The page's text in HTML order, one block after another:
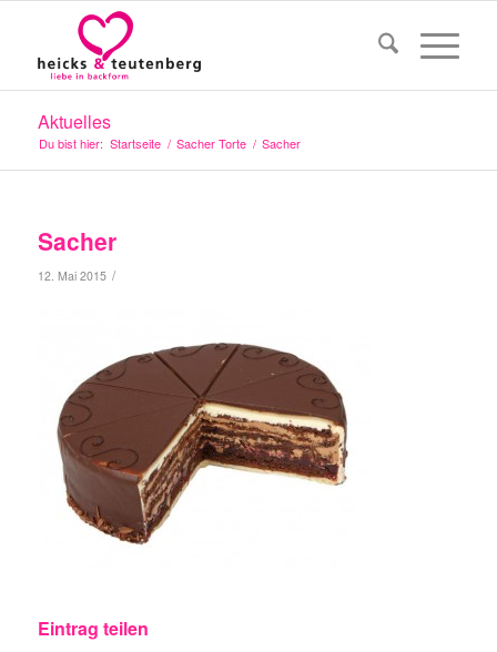
Aktuelles
Du bist hier: Startseite / Sacher Torte / Sacher
Sacher
12. Mai 2015 /
Eintrag teilen